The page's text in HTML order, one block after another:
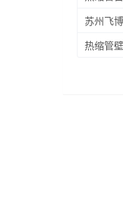
苏州飞
热缩管